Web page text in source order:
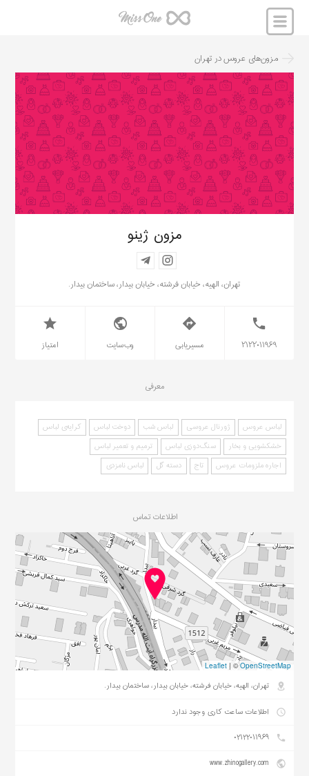
مزون‌های عروسدرتهران
مزون ژینو
تهران، الهیه، خیابان فرشته، خیابان بیدار، ساختمان بیدار.
۲۱۲۲۰۱۱۹۶۹ مسیریابی وب‌سایت امتیاز
معرفی
لباس عروس ژورنال عروسی لباس شب دوخت لباس
کرایه‌ی لباس
خشکشویی و بخار
سنگ‌دوزی لباس
ترمیم و تعمیر لباس
اجاره ملزومات عروس
تاج دسته گل لباس نامزدی
اطلاعات تماس
Leaflet | ©OpenStreetMap
تهران، الهیه، خیابان فرشته، خیابان بیدار، ساختمان بیدار.
اطلاعات ساعت کاری وجود ندارد
۰۲۱۲۲۰۱۱۹۶۹
www.zhinogallery.com